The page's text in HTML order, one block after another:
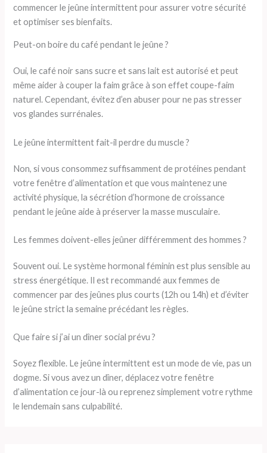
Peut-on boire du café pendant le jeûne ?
Oui, le café noir sans sucre et sans lait est autorisé et peut
même aider à couper la faim grâce à son effet coupe-faim
naturel. Cependant, évitez d’en abuser pour ne pas stresser
vos glandes surrénales.
Le jeûne intermittent fait-il perdre du muscle ?
Non, si vous consommez suffisamment de protéines pendant
votre fenêtre d’alimentation et que vous maintenez une
activité physique, la sécrétion d’hormone de croissance
pendant le jeûne aide à préserver la masse musculaire.
Les femmes doivent-elles jeûner différemment des hommes ?
Souvent oui. Le système hormonal féminin est plus sensible au
stress énergétique. Il est recommandé aux femmes de
commencer par des jeûnes plus courts (12h ou 14h) et d’éviter
le jeûne strict la semaine précédant les règles.
Que faire si j’ai un dîner social prévu ?
Soyez flexible. Le jeûne intermittent est un mode de vie, pas un
dogme. Si vous avez un dîner, déplacez votre fenêtre
d’alimentation ce jour-là ou reprenez simplement votre rythme
le lendemain sans culpabilité.